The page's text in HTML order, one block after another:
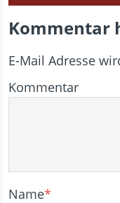
Kommentar
E-Mail Adresse
Kommentar
Name*